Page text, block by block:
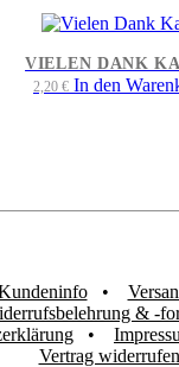
VIELEN DANK
2,20 € In den
& -
Vertrag widerrufen